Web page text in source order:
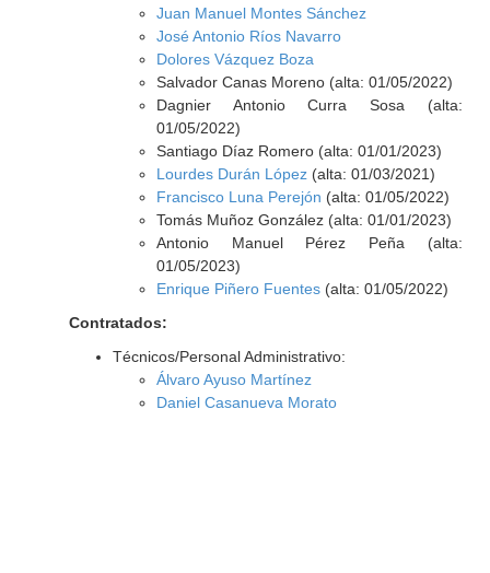
Juan Manuel Montes Sánchez
José Antonio Ríos Navarro
Dolores Vázquez Boza
Salvador Canas Moreno (alta: 01/05/2022)
Dagnier Antonio Curra Sosa (alta:
01/05/2022)
Santiago Díaz Romero (alta: 01/01/2023)
Lourdes Durán López(alta: 01/03/2021)
Francisco Luna Perejón (alta: 01/05/2022)
Tomás Muñoz González (alta: 01/01/2023)
Antonio Manuel Pérez Peña (alta:
01/05/2023)
Enrique Piñero Fuentes(alta: 01/05/2022)
Contratados:
Técnicos/Personal Administrativo:
Álvaro Ayuso Martínez
Daniel Casanueva Morato